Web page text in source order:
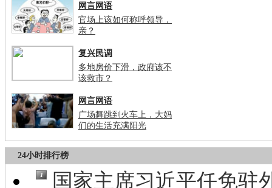
网言网语
官场上该如何称呼领导，
亲？
复兴民调
多地房价下滑，政府该不
该救市？
网言网语
广场舞跳到火车上，大妈
们的生活充满阳光
24小时排行榜
1 国家主席习近平任免驻